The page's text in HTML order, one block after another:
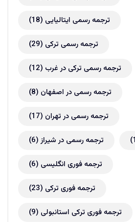
ترجمه رسمی ایتالیایی (18)
ترجمه رسمی ترکی (29)
ترجمه رسمی ترکی در غرب (12)
ترجمه رسمی در اصفهان (8)
ترجمه رسمی در تهران (17)
ترجمه رسمی در شیراز(6)
ترجمه فوری انگلیسی (6)
ترجمه فوری ترکی (23)
ترجمه فوری ترکی استانبولی (9)